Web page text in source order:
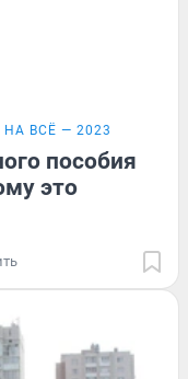
ВСЁ — 2023
пособия
это